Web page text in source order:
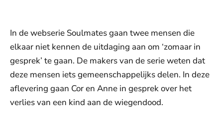
In de webserie Soulmates gaan twee mensen die
elkaar niet kennen de uitdaging aan om ‘zomaar in
gesprek’ te gaan. De makers van de serie weten dat
deze mensen iets gemeenschappelijks delen. In deze
aflevering gaan Cor en Anne in gesprek over het
verlies van een kind aan de wiegendood.
De weergave van deze video vereist jouw